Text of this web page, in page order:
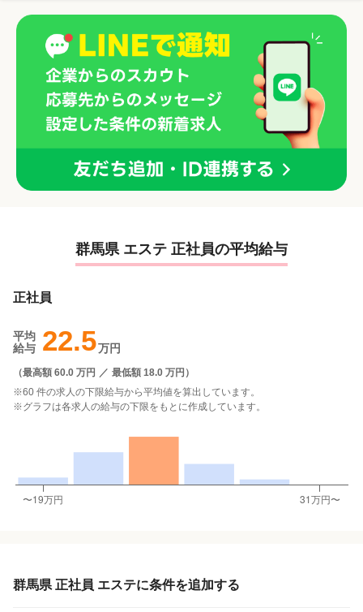
群馬県 エステ 正社員の平均給与
正社員
平均
給与 22.5万円
（最高額 60.0 万円 ／ 最低額 18.0 万円 ）
※60 件の求人の下限給与から平均値を算出しています。
※グラフは各求人の給与の下限をもとに作成しています。
群馬県 正社員 エステに条件を追加する